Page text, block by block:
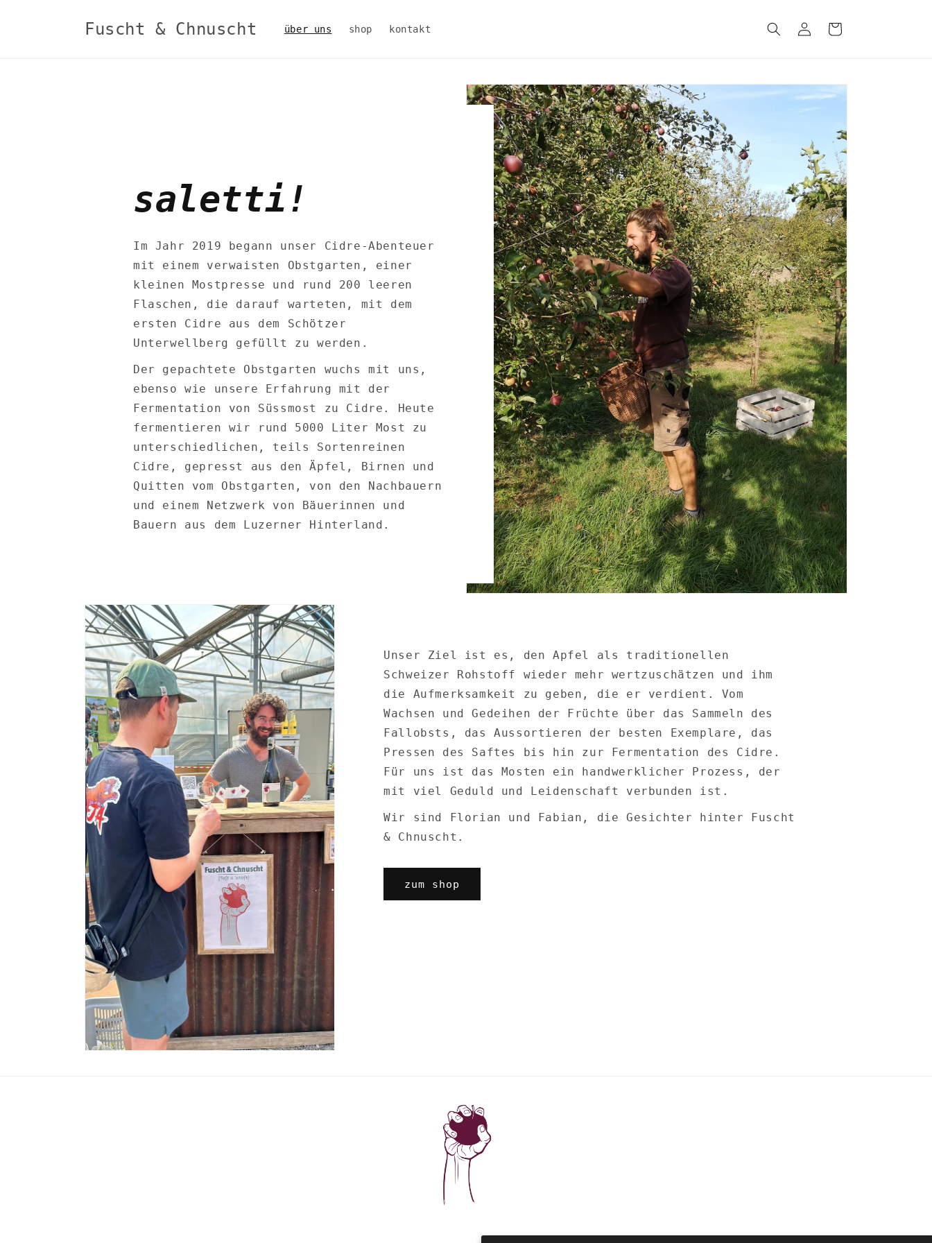
Fuscht & Chnuscht über uns shop kontakt EinloggenWarenkorb
saletti!
Im Jahr 2019 begann unser Cidre-Abenteuer
mit einem verwaisten Obstgarten, einer
kleinen Mostpresse und rund 200 leeren
Flaschen, die darauf warteten, mit dem
ersten Cidre aus dem Schötzer
Unterwellberg gefüllt zu werden.
Der gepachtete Obstgarten wuchs mit uns,
ebenso wie unsere Erfahrung mit der
Fermentation von Süssmost zu Cidre. Heute
fermentieren wir rund 5000 Liter Most zu
unterschiedlichen, teils Sortenreinen
Cidre, gepresst aus den Äpfel, Birnen und
Quitten vom Obstgarten, von den Nachbauern
und einem Netzwerk von Bäuerinnen und
Bauern aus dem Luzerner Hinterland.
Unser Ziel ist es, den Apfel als traditionellen
Schweizer Rohstoff wieder mehr wertzuschätzen und ihm
die Aufmerksamkeit zu geben, die er verdient. Vom
Wachsen und Gedeihen der Früchte über das Sammeln des
Fallobsts, das Aussortieren der besten Exemplare, das
Pressen des Saftes bis hin zur Fermentation des Cidre.
Für uns ist das Mosten ein handwerklicher Prozess, der
mit viel Geduld und Leidenschaft verbunden ist.
Wir sind Florian und Fabian, die Gesichter hinter Fuscht
& Chnuscht.
zum shop